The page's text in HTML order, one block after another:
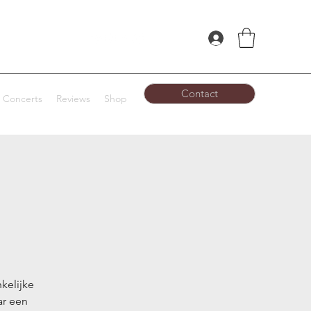
Concerts Reviews Shop Contact
een